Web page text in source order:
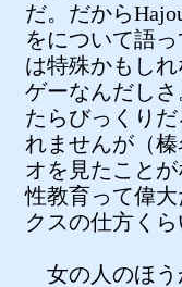
だ。だから
をについて語
は特殊かもし
ゲーなんだし
たらびっくり
れませんが（
オを見たこと
性教育って偉
クスの仕方く
女の人のほう